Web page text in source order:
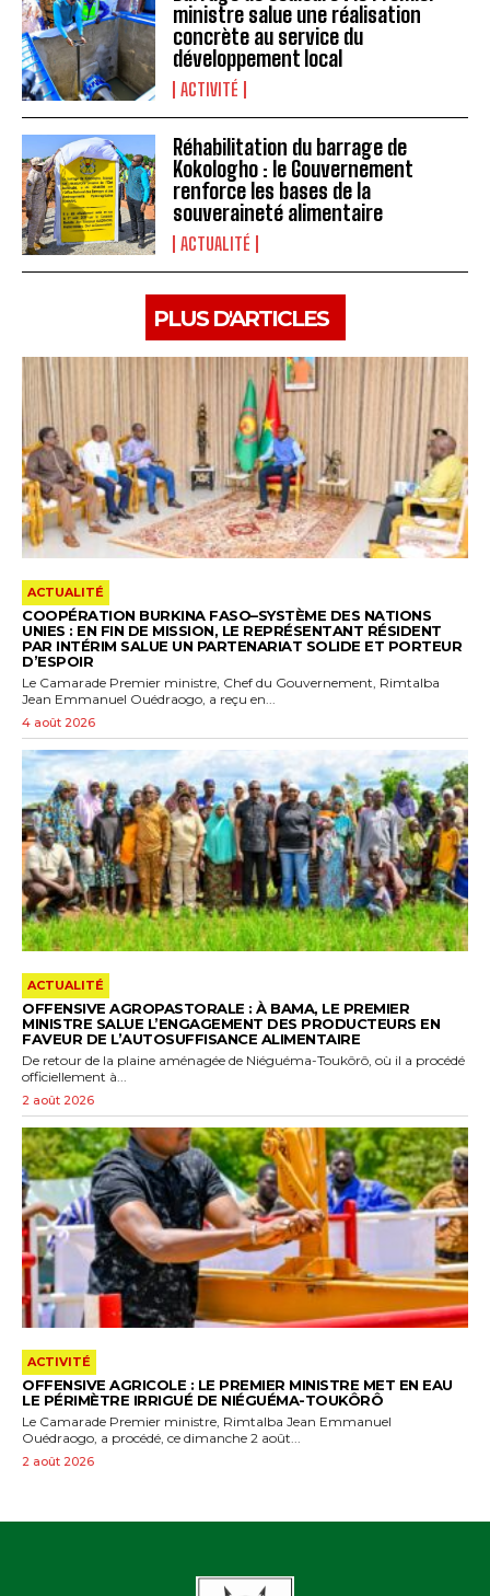
ministre salue une réalisation
concrète au service du
développement local
ACTIVITÉ
Réhabilitation du barrage de
Kokologho : le Gouvernement
renforce les bases de la
souveraineté alimentaire ‎
ACTUALITÉ
PLUS D'ARTICLES
ACTUALITÉ
COOPÉRATION BURKINA FASO–SYSTÈME DES NATIONS
UNIES : EN FIN DE MISSION, LE REPRÉSENTANT RÉSIDENT
PAR INTÉRIM SALUE UN PARTENARIAT SOLIDE ET PORTEUR
D’ESPOIR
Le Camarade Premier ministre, Chef du Gouvernement, Rimtalba
Jean Emmanuel Ouédraogo, a reçu en...
4 août 2026
ACTUALITÉ
OFFENSIVE AGROPASTORALE : À BAMA, LE PREMIER
MINISTRE SALUE L’ENGAGEMENT DES PRODUCTEURS EN
FAVEUR DE L’AUTOSUFFISANCE ALIMENTAIRE
De retour de la plaine aménagée de Niéguéma-Toukôrô, où il a procédé
officiellement à...
2 août 2026
ACTIVITÉ
OFFENSIVE AGRICOLE : LE PREMIER MINISTRE MET EN EAU
LE PÉRIMÈTRE IRRIGUÉ DE NIÉGUÉMA-TOUKÔRÔ
Le Camarade Premier ministre, Rimtalba Jean Emmanuel
Ouédraogo, a procédé, ce dimanche 2 août...
2 août 2026